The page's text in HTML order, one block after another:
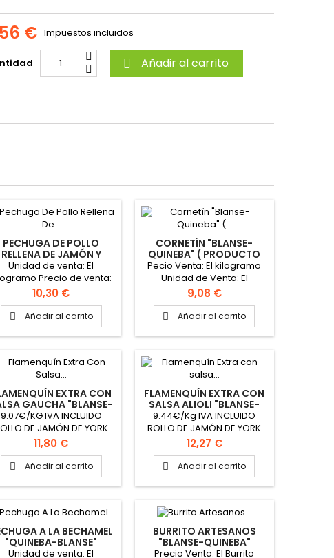
€ Impuestos incluidos
 Añadir al carrito
PECHUGA DE POLLO
RELLENA DE JAMÓN Y
QUESO "BLANSE-
(PRODUCTO
POR ENCARGO)
Unidad de venta: El
Precio de venta:
kilogramo Cada pechuga
pesa 255 gr
aproximadamente
Bandeja: Peso que se
siendo el peso mas
PINCHAR
AQUÍ PARA VER FICHA
TÉCNICA
Precio
10,30 €
 Añadir al carrito
CORNETÍN "BLANSE-
QUINEBA" ( PRODUCTO
POR ENCARGO)
Pecio Venta: El kilogramo
Unidad de Venta: El
kilogramo Cada cornetín
pesa 40 gr
aproximadamente 25
piezas aproximadamente
en el kilogramo Bandeja:
el peso mas habitual 2 kg
aproximadamente PINCHAR
AQUÍ PARA VER FICHA
TÉCNICA
Precio
9,08 €
 Añadir al carrito
EXTRA CON
GAUCHA "BLANSE-
QUINEBA" (PRODUCTO
POR ENCARGO)
9.07€/KG IVA INCLUIDO
DE JAMÓN DE YORK
DE POLLO, QUESO ,
BACÓN Y SALSA GAUCHA
de la Caja: 1.3kg aprox.
Unidades por caja: 10
Peso aprox. del
AQUÍ PARA VER
FICHA TÉCNICA
Precio
11,80 €
 Añadir al carrito
FLAMENQUÍN EXTRA CON
SALSA ALIOLI "BLANSE-
QUINEBA" (PRODUCTO
POR ENCARGO)
9.44€/Kg IVA INCLUIDO
ROLLO DE JAMÓN DE YORK
RELLENO DE POLLO, QUESO,
BACÓN Y SALSA ALIOLI Peso
de la Caja: 1.3kg aprox.
Unidades por caja: 10
unidades Peso aprox. del
aproximadamente PINCHAR
AQUÍ PARA VER FICHA
TÉCNICA
Precio
12,27 €
 Añadir al carrito
A LA BECHAMEL
"QUINEBA-BLANSE"
(PRODUCTO POR
Unidad de venta: El
BURRITO ARTESANOS
"BLANSE-QUINEBA"
(PRODUCTO POR
Precio Venta: El Burrito